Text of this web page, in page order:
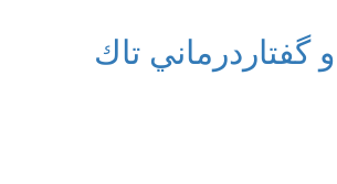
گفتاردرماني تاك